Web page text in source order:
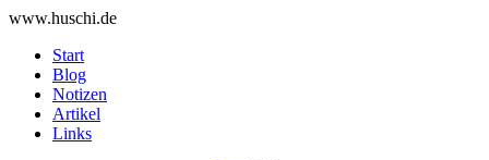
www.huschi.de
Start
Blog
Notizen
Artikel
Links